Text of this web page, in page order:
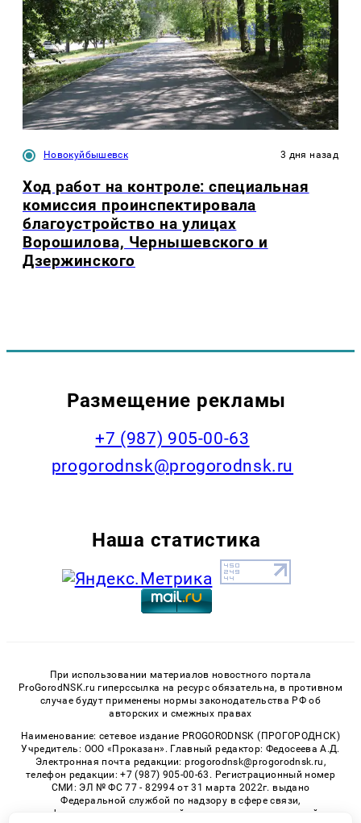
Новокуйбышевск 3 дня назад
Ход работ на контроле: специальная
комиссия проинспектировала
благоустройство на улицах
Ворошилова, Чернышевского и
Дзержинского
Размещение рекламы
+7 (987) 905-00-63
progorodnsk@progorodnsk.ru
Наша статистика
При использовании материалов новостного портала
ProGorodNSK.ru гиперссылка на ресурс обязательна, в противном
случае будут применены нормы законодательства РФ об
авторских и смежных правах
Наименование: сетевое издание PROGORODNSK (ПРОГОРОДНСК)
Учредитель: ООО «Проказан». Главный редактор: Федосеева А.Д.
Электронная почта редакции: progorodnsk@progorodnsk.ru,
телефон редакции: +7 (987) 905-00-63. Регистрационный номер
СМИ: ЭЛ № ФС 77 - 82994 от 31 марта 2022г. выдано
Федеральной службой по надзору в сфере связи,
информационных технологий и массовых коммуникаций.